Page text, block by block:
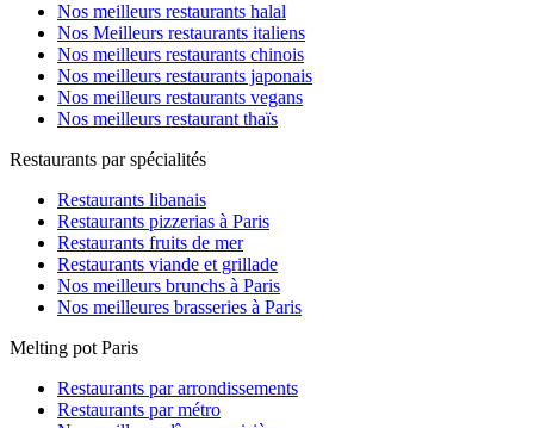
Nos meilleurs restaurants halal
Nos Meilleurs restaurants italiens
Nos meilleurs restaurants chinois
Nos meilleurs restaurants japonais
Nos meilleurs restaurants vegans
Nos meilleurs restaurant thaïs
Restaurants par spécialités
Restaurants libanais
Restaurants pizzerias à Paris
Restaurants fruits de mer
Restaurants viande et grillade
Nos meilleurs brunchs à Paris
Nos meilleures brasseries à Paris
Melting pot Paris
Restaurants par arrondissements
Restaurants par métro